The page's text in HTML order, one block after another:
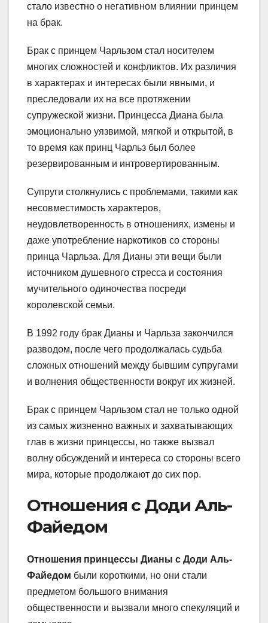
стало известно о негативном влиянии принцем
на брак.
Брак с принцем Чарльзом стал носителем
многих сложностей и конфликтов. Их различия
в характерах и интересах были явными, и
преследовали их на все протяжении
супружеской жизни. Принцесса Диана была
эмоционально уязвимой, мягкой и открытой, в
то время как принц Чарльз был более
резервированным и интровертированным.
Супруги столкнулись с проблемами, такими как
несовместимость характеров,
неудовлетворенность в отношениях, измены и
даже употребление наркотиков со стороны
принца Чарльза. Для Дианы эти вещи были
источником душевного стресса и состояния
мучительного одиночества посреди
королевской семьи.
В 1992 году брак Дианы и Чарльза закончился
разводом, после чего продолжалась судьба
сложных отношений между бывшим супругами
и волнения общественности вокруг их жизней.
Брак с принцем Чарльзом стал не только одной
из самых жизненно важных и захватывающих
глав в жизни принцессы, но также вызвал
волну обсуждений и интереса со стороны всего
мира, которые продолжают до сих пор.
Отношения с Доди Аль-
Файедом
Отношения принцессы Дианы с Доди Аль-
Файедом были короткими, но они стали
предметом большого внимания
общественности и вызвали много спекуляций и